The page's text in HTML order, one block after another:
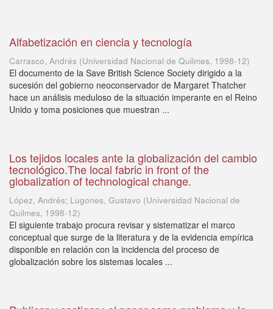
Alfabetización en ciencia y tecnología
Carrasco, Andrés (Universidad Nacional de Quilmes, 1998-12)
El documento de la Save British Science Society dirigido a la
sucesión del gobierno neoconservador de Margaret Thatcher
hace un análisis meduloso de la situación imperante en el Reino
Unido y toma posiciones que muestran ...
Los tejidos locales ante la globalización del cambio
tecnológico.The local fabric in front of the
globalization of technological change.
López, Andrés; Lugones, Gustavo (Universidad Nacional de
Quilmes, 1998-12)
El siguiente trabajo procura revisar y sistematizar el marco
conceptual que surge de la literatura y de la evidencia empírica
disponible en relación con la incidencia del proceso de
globalización sobre los sistemas locales ...